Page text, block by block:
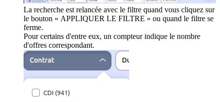
La recherche est relancée avec le filtre quand vous cliquez sur
le bouton « APPLIQUER LE FILTRE » ou quand le filtre se
ferme.
Pour certains d'entre eux, un compteur indique le nombre
d'offres correspondant.